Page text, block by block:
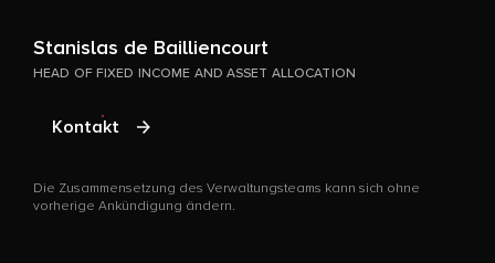
Stanislas de Bailliencourt
HEAD OF FIXED INCOME AND ASSET ALLOCATION
Kontakt
Die Zusammensetzung des Verwaltungsteams kann sich ohne
vorherige Ankündigung ändern.